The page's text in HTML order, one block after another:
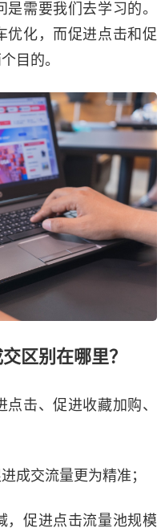
需要我们去学习的。
优化，而促进点击和促
目的。
区别在哪里？
击、促进收藏加购、
成交流量更为精准；
，促进点击流量池规模